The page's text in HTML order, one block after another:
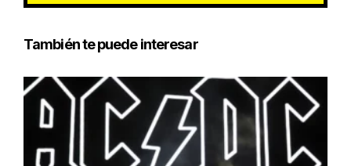
También te puede interesar